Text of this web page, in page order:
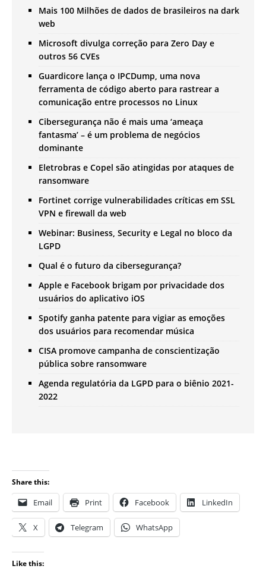
Mais 100 Milhões de dados de brasileiros na dark
web
Microsoft divulga correção para Zero Day e
outros 56 CVEs
Guardicore lança o IPCDump, uma nova
ferramenta de código aberto para rastrear a
comunicação entre processos no Linux
Cibersegurança não é mais uma ‘ameaça
fantasma’ – é um problema de negócios
dominante
Eletrobras e Copel são atingidas por ataques de
ransomware
Fortinet corrige vulnerabilidades críticas em SSL
VPN e firewall da web
Webinar: Business, Security e Legal no bloco da
LGPD
Qual é o futuro da cibersegurança?
Apple e Facebook brigam por privacidade dos
usuários do aplicativo iOS
Spotify ganha patente para vigiar as emoções
dos usuários para recomendar música
CISA promove campanha de conscientização
pública sobre ransomware
Agenda regulatória da LGPD para o biênio 2021-
2022
Share this:
Email Print Facebook LinkedIn
X Telegram WhatsApp
Like this: